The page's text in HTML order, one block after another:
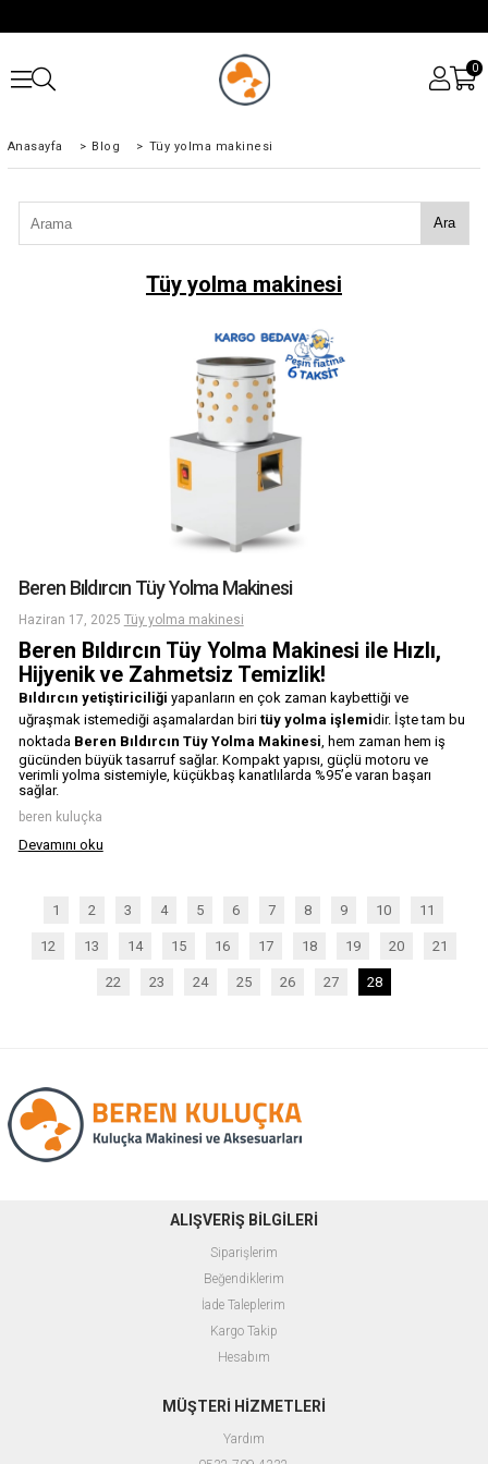
0
Anasayfa > Blog > Tüy yolma makinesi
Ara
Tüy yolma makinesi
Beren Bıldırcın Tüy Yolma Makinesi
Haziran 17, 2025 Tüy yolma makinesi
Beren Bıldırcın Tüy Yolma Makinesi ile Hızlı,
Hijyenik ve Zahmetsiz Temizlik!
Bıldırcın yetiştiriciliği yapanların en çok zaman kaybettiği ve
uğraşmak istemediği aşamalardan biri tüy yolma işlemidir. İşte tam bu
noktada Beren Bıldırcın Tüy Yolma Makinesi, hem zaman hem iş
gücünden büyük tasarruf sağlar. Kompakt yapısı, güçlü motoru ve
verimli yolma sistemiyle, küçükbaş kanatlılarda %95’e varan başarı
sağlar.
beren kuluçka
Devamını oku
1 2 3 4 5 6 7 8 9 10 11
12 13 14 15 16 17 18 19 20 21
22 23 24 25 26 27 28
ALIŞVERİŞ BİLGİLERİ
Siparişlerim
Beğendiklerim
İade Taleplerim
Kargo Takip
Hesabım
MÜŞTERİ HİZMETLERİ
Yardım